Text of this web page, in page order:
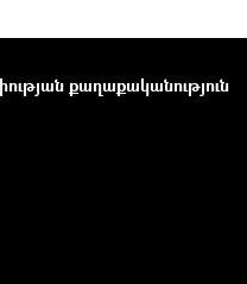
քաղաքականություն